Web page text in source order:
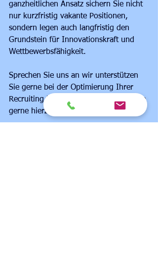
ganzheitlichen Ansatz sichern Sie nicht
nur kurzfristig vakante Positionen,
sondern legen auch langfristig den
Grundstein für Innovationskraft und
Wettbewerbsfähigkeit.
Sprechen Sie uns an wir unterstützen
Sie gerne bei der Optimierung Ihrer
Recruiting Maßnahmen und beraten Sie
gerne hierzu in Workshops.